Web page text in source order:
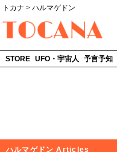
トカナ > ハルマゲドン
STORE UFO・宇宙人 予言予知
ハルマゲドン Articles